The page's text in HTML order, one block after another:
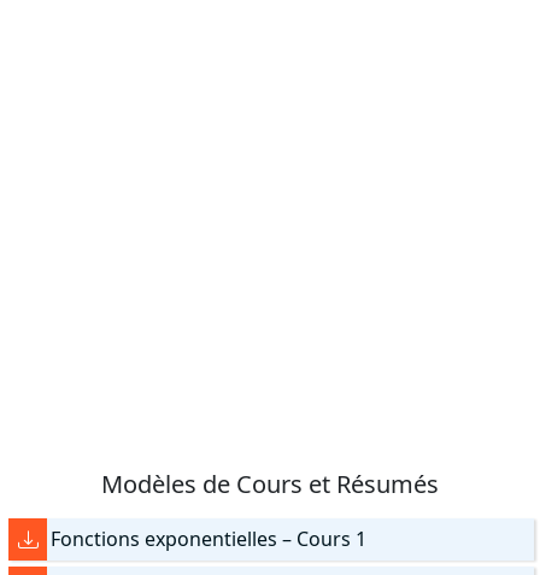
Modèles de Cours et Résumés
Fonctions exponentielles – Cours 1